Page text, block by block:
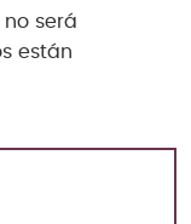
será
están